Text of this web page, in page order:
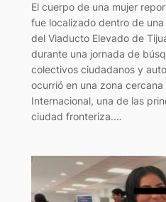
El cuerpo de una mujer
fue localizado dentro de
del Viaducto Elevado de
durante una jornada de
colectivos ciudadanos y
ocurrió en una zona cercana
Internacional, una de las
ciudad fronteriza.…